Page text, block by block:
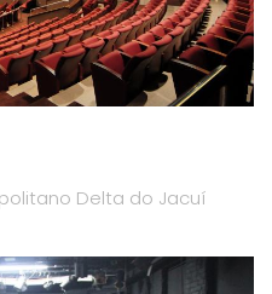
Delta do Jacuí